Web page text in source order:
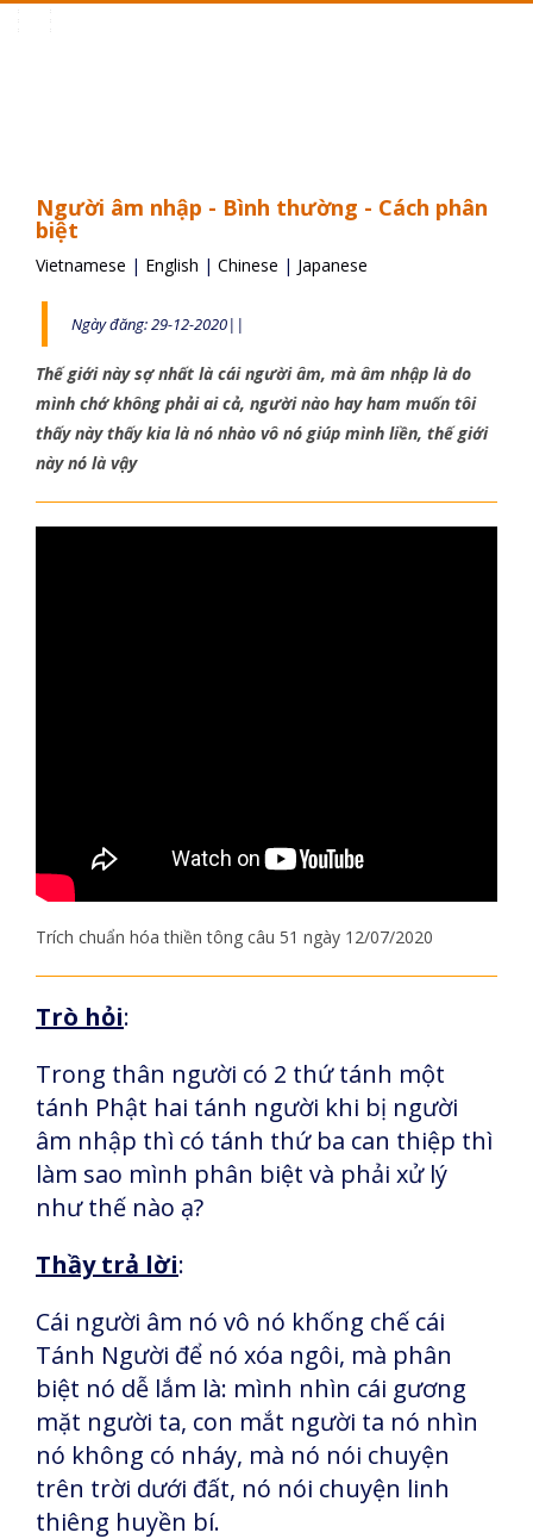
Người âm nhập - Bình thường - Cách phân
biệt
Vietnamese | English | Chinese | Japanese
Ngày đăng: 29-12-2020||
Thế giới này sợ nhất là cái người âm, mà âm nhập là do
mình chớ không phải ai cả, người nào hay ham muốn tôi
thấy này thấy kia là nó nhào vô nó giúp mình liền, thế giới
này nó là vậy
Trích chuẩn hóa thiền tông câu 51 ngày 12/07/2020
Trò hỏi:
Trong thân người có 2 thứ tánh một
tánh Phật hai tánh người khi bị người
âm nhập thì có tánh thứ ba can thiệp thì
làm sao mình phân biệt và phải xử lý
như thế nào ạ?
Thầy trả lời:
Cái người âm nó vô nó khống chế cái
Tánh Người để nó xóa ngôi, mà phân
biệt nó dễ lắm là: mình nhìn cái gương
mặt người ta, con mắt người ta nó nhìn
nó không có nháy, mà nó nói chuyện
trên trời dưới đất, nó nói chuyện linh
thiêng huyền bí.